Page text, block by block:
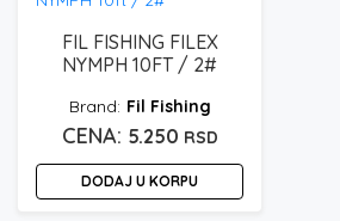
FIL FISHING FILEX
NYMPH 10FT / 2#
Fil Fishing
5.250 RSD
DODAJ U KORPU